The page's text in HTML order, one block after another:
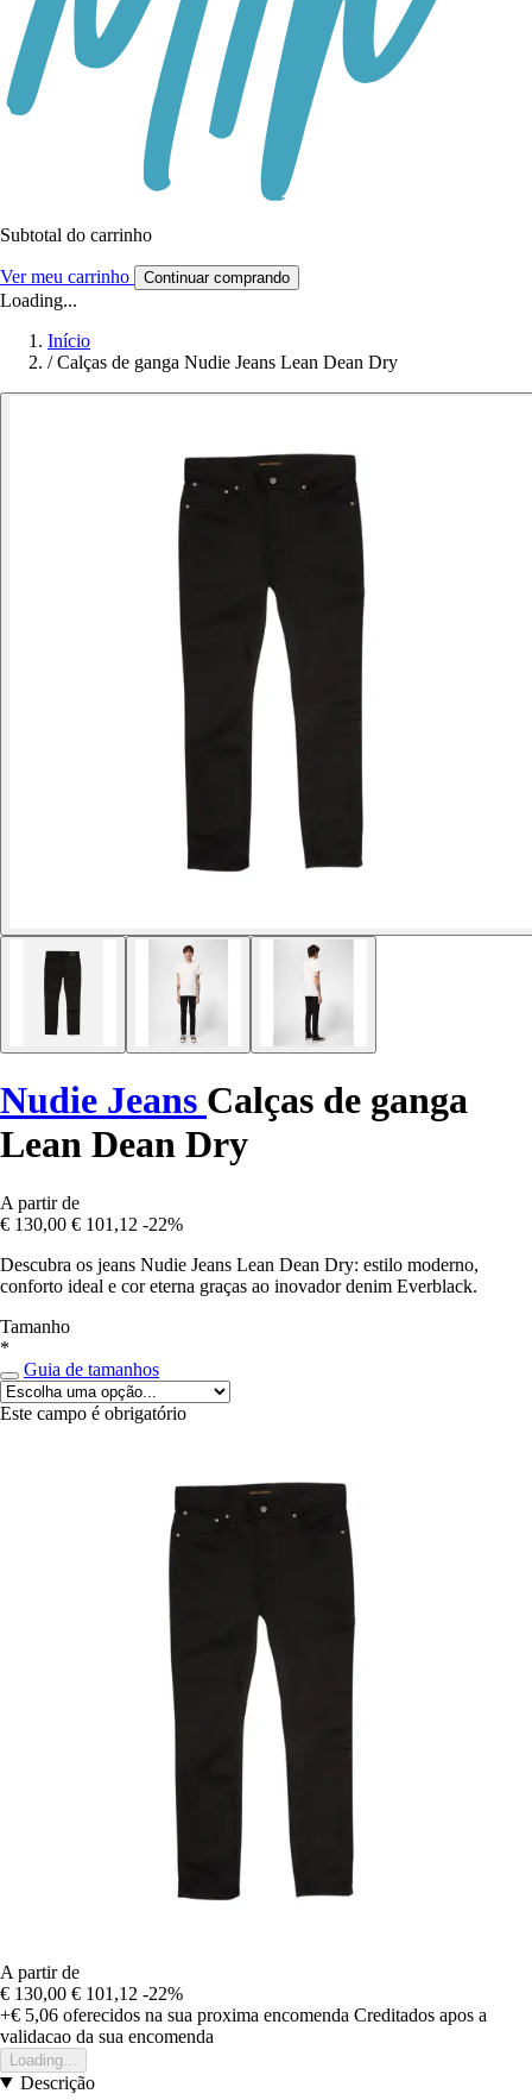
Subtotal do carrinho
Ver meu carrinho Continuar comprando
Loading...
Início
/ Calças de ganga Nudie Jeans Lean Dean Dry
Nudie Jeans Calças de ganga
Lean Dean Dry
A partir de
€ 130,00 € 101,12 -22%
Descubra os jeans Nudie Jeans Lean Dean Dry: estilo moderno,
conforto ideal e cor eterna graças ao inovador denim Everblack.
Tamanho
*
Guia de tamanhos
Este campo é obrigatório
A partir de
€ 130,00 € 101,12 -22%
+€ 5,06 oferecidos na sua proxima encomenda Creditados apos a
validacao da sua encomenda
Loading...
Descrição